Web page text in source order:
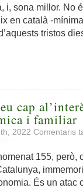
i, sona millor. No
en català -
tristos
cap
i familiar
2022 Comentaris
155, però,
És un atac